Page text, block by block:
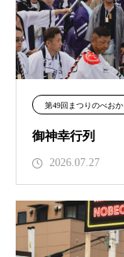
第49回まつりのべおか
御神幸行列
2026.07.27